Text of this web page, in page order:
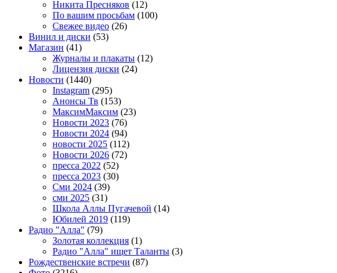
Никита Пресняков (12)
По вашим просьбам (100)
Свежее видео (26)
Винил и диски (53)
Магазин (41)
Журналы и плакаты (12)
Лицензия диски (24)
Новости (1440)
Instagram (295)
Анонсы Тв (153)
МаксимМаксим (23)
Новости 2023 (76)
Новости 2024 (94)
новости 2025 (112)
Новости 2026 (72)
пресса 2022 (52)
пресса 2023 (30)
Сми 2024 (39)
сми 2025 (31)
Школа Аллы Пугачевой (14)
Юбилей 2019 (119)
Радио "Алла" (79)
Золотая коллекция (1)
Радио "Алла" ищет Таланты (3)
Рождественские встречи (87)